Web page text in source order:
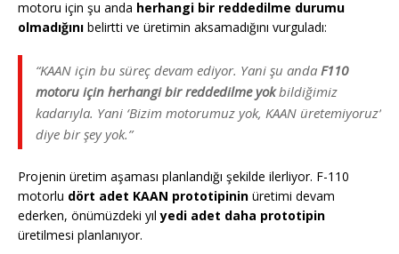
motoru için şu anda herhangi bir reddedilme durumu
olmadığını belirtti ve üretimin aksamadığını vurguladı:
“KAAN için bu süreç devam ediyor. Yani şu anda F110
motoru için herhangi bir reddedilme yokbildiğimiz
kadarıyla. Yani ‘Bizim motorumuz yok, KAAN üretemiyoruz’
diye bir şey yok.”
Projenin üretim aşaması planlandığı şekilde ilerliyor. F-110
motorlu dört adet KAAN prototipinin üretimi devam
ederken, önümüzdeki yılyedi adet daha prototipin
üretilmesi planlanıyor.